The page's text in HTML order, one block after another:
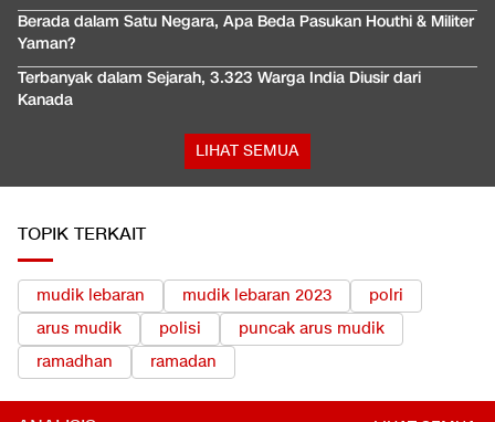
Berada dalam Satu Negara, Apa Beda Pasukan Houthi & Militer
Yaman?
Terbanyak dalam Sejarah, 3.323 Warga India Diusir dari
Kanada
LIHAT SEMUA
TOPIK TERKAIT
mudik lebaran mudik lebaran 2023
polri
arus mudik
polisi
puncak arus mudik
ramadhan
ramadan